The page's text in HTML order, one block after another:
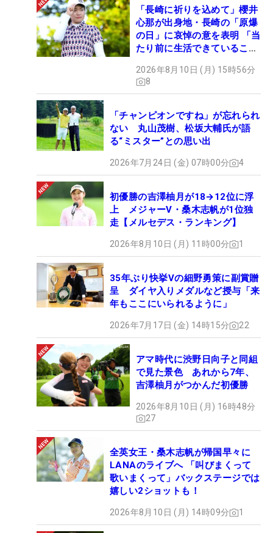
「長崎に祈りを込めて」櫻井
心那が出身地・長崎の「原爆
の日」に哀悼の意を表明 「当
たり前に生活できていること
2026年8月10日 (月) 15時56分
8
「チャンピオンですね」が忘れられ
ない 丸山茂樹、松坂大輔氏が語
る“ミスター”との思い出
2026年7月24日 (金) 07時00分 4
初優勝の吉澤柚月が18→12位に浮
上 メジャーV・桑木志帆が1位独
走【メルセデス・ランキング】
2026年8月10日 (月) 11時00分 1
35年ぶり快挙Vの細野勇策に副賞贈
呈 ダイヤ入りメダルなど授与「来
年もここにいられるように」
2026年7月17日 (金) 14時15分 22
アマ時代に渋野日向子と同組
で見た景色 あれから7年、
吉澤柚月がつかんだ初優勝
2026年8月10日 (月) 16時48分
27
全英女王・桑木志帆が帰国早々に
LANAのライブへ 「叫びまくって
歌いまくって」バックステージでは
嬉しい2ショットも！
2026年8月10日 (月) 14時09分 1